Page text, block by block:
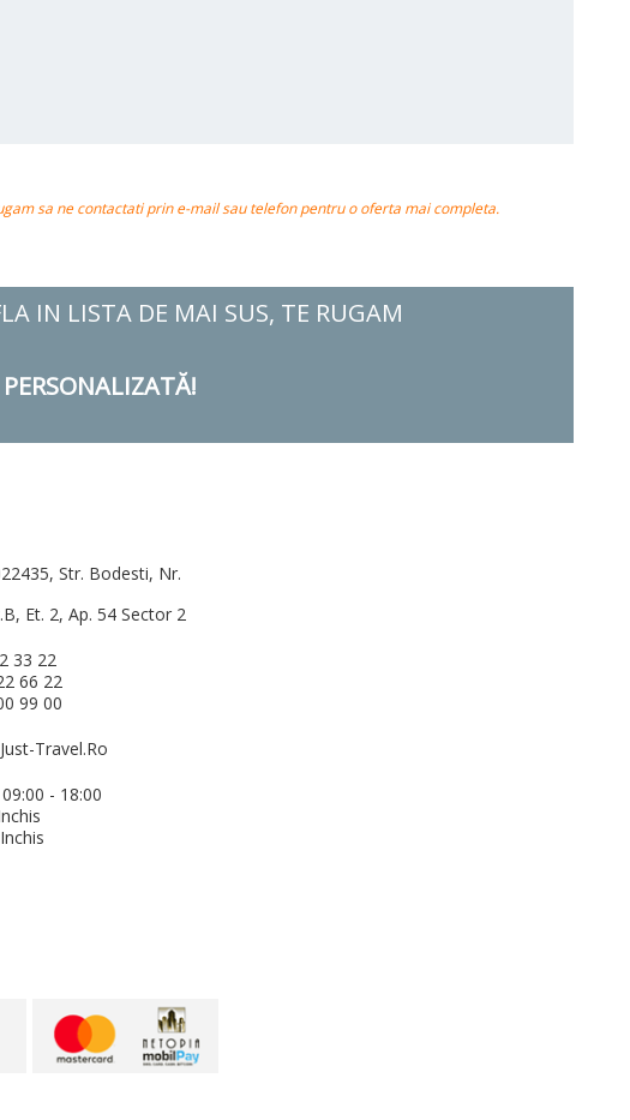
sa ne contactati prin e-mail sau telefon pentru o oferta mai completa.
IN LISTA DE MAI SUS, TE RUGAM
PERSONALIZATĂ!
Str. Bodesti, Nr.
2, Ap. 54 Sector 2
33 22
22
00
Travel.ro
- 18:00